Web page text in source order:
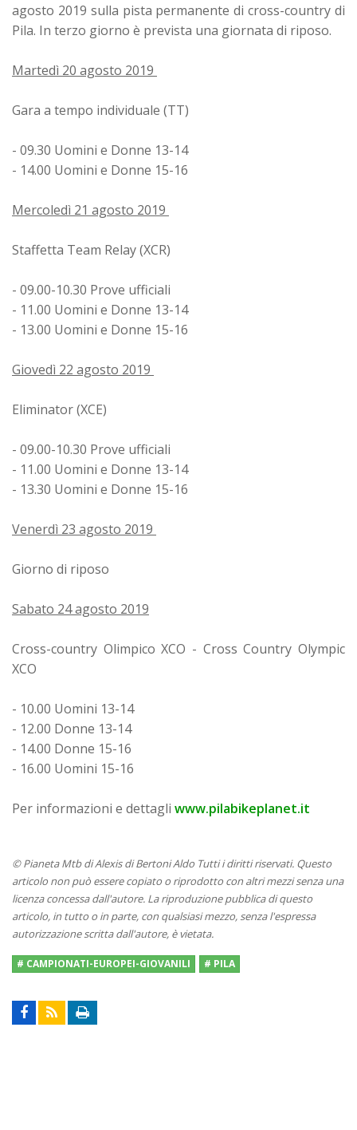
agosto 2019 sulla pista permanente di cross-country di
Pila. In terzo giorno è prevista una giornata di riposo.
Martedì 20 agosto 2019
Gara a tempo individuale (TT)
- 09.30 Uomini e Donne 13-14
- 14.00 Uomini e Donne 15-16
Mercoledì 21 agosto 2019
Staffetta Team Relay (XCR)
- 09.00-10.30 Prove ufficiali
- 11.00 Uomini e Donne 13-14
- 13.00 Uomini e Donne 15-16
Giovedì 22 agosto 2019
Eliminator (XCE)
- 09.00-10.30 Prove ufficiali
- 11.00 Uomini e Donne 13-14
- 13.30 Uomini e Donne 15-16
Venerdì 23 agosto 2019
Giorno di riposo
Sabato 24 agosto 2019
Cross-country Olimpico XCO - Cross Country Olympic
XCO
- 10.00 Uomini 13-14
- 12.00 Donne 13-14
- 14.00 Donne 15-16
- 16.00 Uomini 15-16
Per informazioni e dettagli www.pilabikeplanet.it
© Pianeta Mtb di Alexis di Bertoni Aldo Tutti i diritti riservati. Questo
articolo non può essere copiato o riprodotto con altri mezzi senza una
licenza concessa dall'autore. La riproduzione pubblica di questo
articolo, in tutto o in parte, con qualsiasi mezzo, senza l'espressa
autorizzazione scritta dall'autore, è vietata.
# CAMPIONATI-EUROPEI-GIOVANILI # PILA